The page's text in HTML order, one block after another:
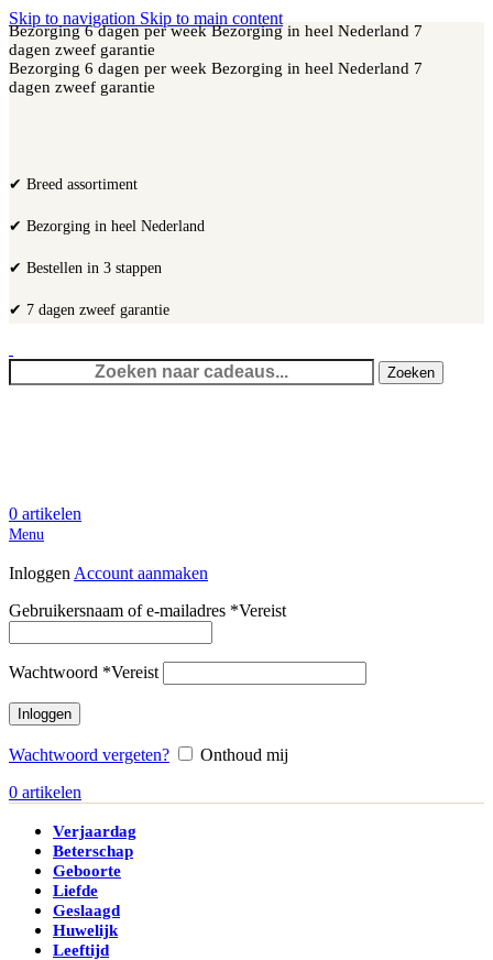
Skip to navigation Skip to main content
Bezorging 6 dagen per weekBezorging in heel Nederland 7
dagen zweef garantie
Bezorging 6 dagen per week Bezorging in heel Nederland 7
dagen zweef garantie
✔ Breed assortiment
✔ Bezorging in heel Nederland
✔ Bestellen in 3 stappen
✔ 7 dagen zweef garantie
Zoeken
0 artikelen
Menu
Inloggen Account aanmaken
Gebruikersnaam of e-mailadres *Vereist
Wachtwoord *Vereist
Inloggen
Wachtwoord vergeten?
Onthoud mij
0 artikelen
Verjaardag
Beterschap
Geboorte
Liefde
Geslaagd
Huwelijk
Leeftijd